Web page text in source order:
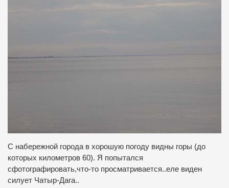
С набережной города в хорошую погоду видны горы (до
которых километров 60). Я попытался
сфотографировать,что-то просматривается..еле виден
силует Чатыр-Дага..